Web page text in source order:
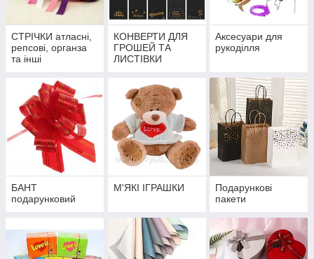
СТРІЧКИ атласні,
репсові, органза
та інші
КОНВЕРТИ ДЛЯ
ГРОШЕЙ ТА
ЛИСТІВКИ
Аксесуари для
рукоділля
БАНТ
подарунковий
М'ЯКІ ІГРАШКИ
Подарункові
пакети